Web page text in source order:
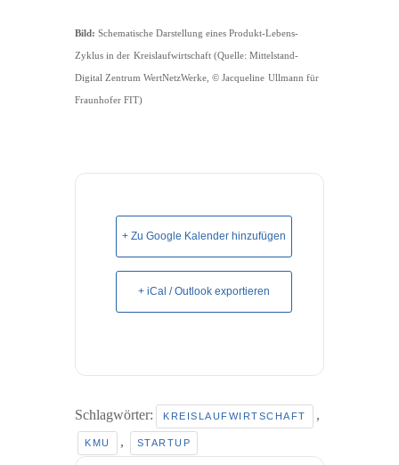
Bild: Schematische Darstellung eines Produkt-Lebens-
Zyklus in der Kreislaufwirtschaft (Quelle: Mittelstand-
Digital Zentrum WertNetzWerke, © Jacqueline Ullmann für
Fraunhofer FIT)
+ Zu Google Kalender hinzufügen
+ iCal / Outlook exportieren
Schlagwörter: KREISLAUFWIRTSCHAFT ,
KMU , STARTUP